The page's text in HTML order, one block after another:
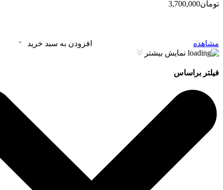
تومان3,700,000
مشاهده
افزودن به سبد خرید
نمایش بیشتر
فیلتر براساس